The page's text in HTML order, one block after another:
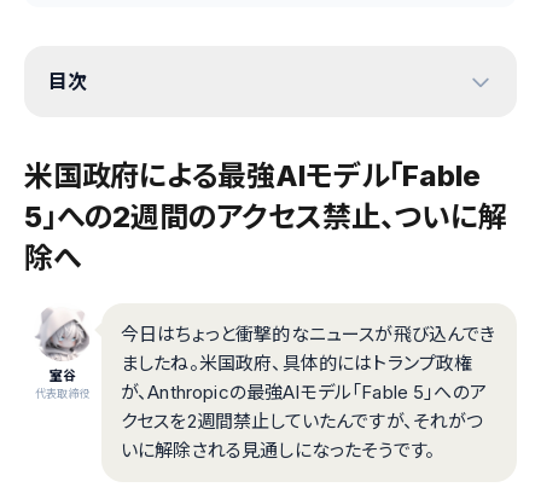
目次
米国政府による最強AIモデル「Fable
5」への2週間のアクセス禁止、ついに解
除へ
室谷
代表取締役
今日はちょっと衝撃的なニュースが飛び込んでき
ましたね。米国政府、具体的にはトランプ政権
が、Anthropicの最強AIモデル「Fable 5」へのア
クセスを2週間禁止していたんですが、それがつ
いに解除される見通しになったそうです。